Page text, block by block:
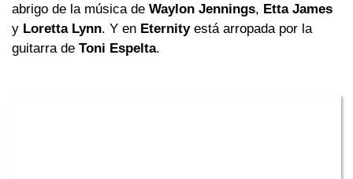
abrigo de la música de Waylon Jennings, Etta James
y Loretta Lynn. Y en Eternityestá arropada por la
guitarra de Toni Espelta.